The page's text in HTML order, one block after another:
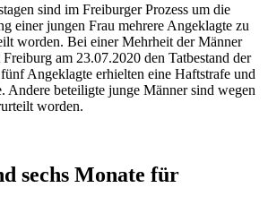
sind im Freiburger Prozess um die
einer jungen Frau mehrere Angeklagte zu
worden. Bei einer Mehrheit der Männer
am 23.07.2020 den Tatbestand der
Angeklagte erhielten eine Haftstrafe und
Andere beteiligte junge Männer sind wegen
worden.
sechs Monate für